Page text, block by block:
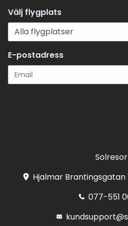
Välj flygplats
E-postadress
Solresor
Hjalmar Brantingsgatan
077-551